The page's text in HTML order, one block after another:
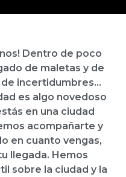
Dentro de poco
de maletas y de
de incertidumbres…
es algo novedoso
en una ciudad
acompañarte y
en cuanto vengas,
llegada. Hemos
sobre la ciudad y la